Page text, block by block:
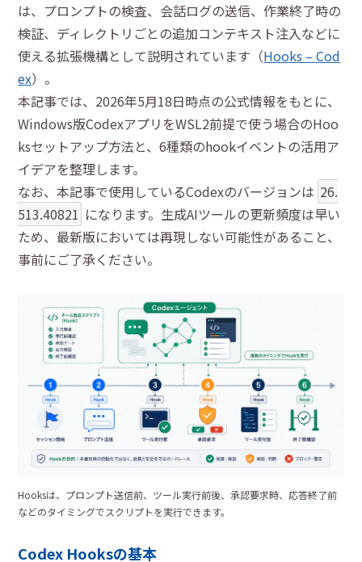
は、プロンプトの検査、会話ログの送信、作業終了時の
検証、ディレクトリごとの追加コンテキスト注入などに
使える拡張機構として説明されています（Hooks – Cod
ex）。
本記事では、2026年5月18日時点の公式情報をもとに、
Windows版CodexアプリをWSL2前提で使う場合のHoo
ksセットアップ方法と、6種類のhookイベントの活用ア
イデアを整理します。
なお、本記事で使用しているCodexのバージョンは 26.
513.40821 になります。生成AIツールの更新頻度は早い
ため、最新版においては再現しない可能性があること、
事前にご了承ください。
Hooksは、プロンプト送信前、ツール実行前後、承認要求時、応答終了前
などのタイミングでスクリプトを実行できます。
Codex Hooksの基本